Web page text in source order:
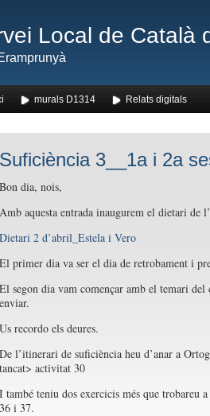
Local de Català
murals D1314 Relats digitals
Suficiència 3__1a i 2a
Bon dia, nois,
Amb aquesta entrada inaugurem el dietari de
Dietari 2 d’abril_Estela i Vero
El primer dia va ser el dia de retrobament i
El segon dia vam començar amb el temari
enviar.
Us recordo els deures.
De l’itinerari de suficiència heu d’anar a
tancat> activitat 30
I també teniu dos exercicis més que trobareu
36 i 37.